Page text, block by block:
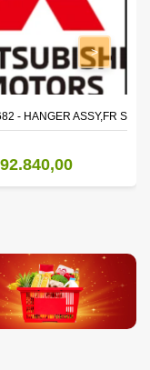
- HANGER ASSY,FR
>